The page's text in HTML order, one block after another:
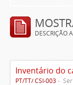
DESCRIÇÃO
Inventário do
PT/TT/ CSI-003